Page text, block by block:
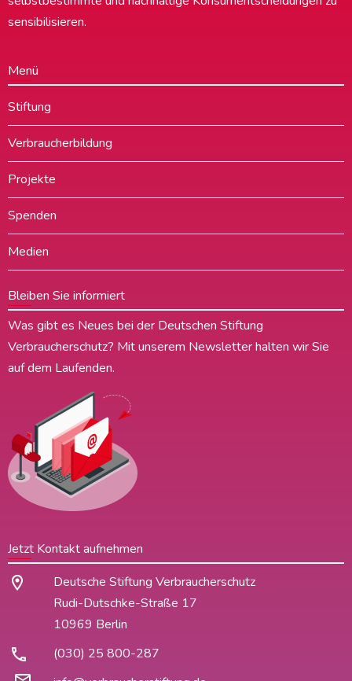
sensibilisieren.
Menü
Stiftung
Verbraucherbildung
Projekte
Spenden
Medien
Bleiben Sie informiert
Was gibt es Neues bei der Deutschen Stiftung
Verbraucherschutz? Mit unserem Newsletter halten wir Sie
auf dem Laufenden.
Jetzt Kontakt aufnehmen
Deutsche Stiftung Verbraucherschutz
Rudi-Dutschke-Straße 17
10969 Berlin
(030) 25 800-287